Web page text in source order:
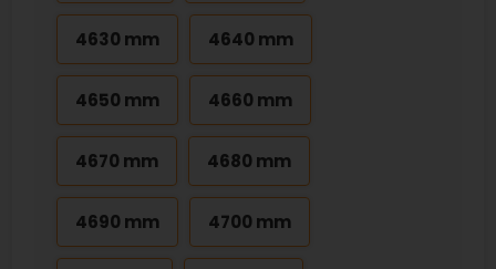
4630 mm 4640 mm
4650 mm 4660 mm
4670 mm 4680 mm
4690 mm 4700 mm